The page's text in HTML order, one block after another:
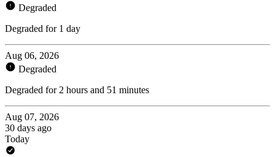
Degraded
Degraded for 1 day
Aug 06, 2026
Degraded
Degraded for 2 hours and 51 minutes
Aug 07, 2026
30 days ago
Today